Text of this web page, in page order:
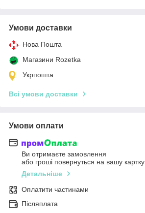
Умови доставки
Нова Пошта
Магазини Rozetka
Укрпошта
Всі умови доставки
Умови оплати
Ви отримаєте замовлення
або гроші повернуться на вашу картку
Детальніше
Оплатити частинами
Післяплата